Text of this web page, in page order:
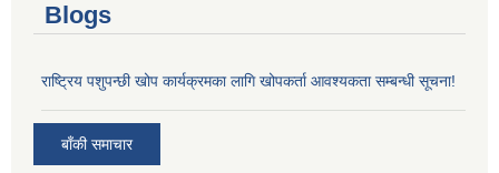
Blogs
राष्ट्रिय पशुपन्छी खोप कार्यक्रमका लागि खोपकर्ता आवश्यकता सम्बन्धी सूचना!
बाँकी समाचार